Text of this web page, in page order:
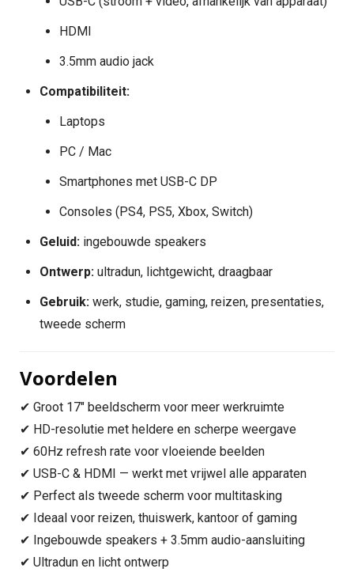
HDMI
3.5mm audio jack
Compatibiliteit:
Laptops
PC / Mac
Smartphones met USB-C DP
Consoles (PS4, PS5, Xbox, Switch)
Geluid: ingebouwde speakers
Ontwerp: ultradun, lichtgewicht, draagbaar
Gebruik: werk, studie, gaming, reizen, presentaties,
tweede scherm
Voordelen
✔ Groot 17" beeldscherm voor meer werkruimte
✔ HD-resolutie met heldere en scherpe weergave
✔ 60Hz refresh rate voor vloeiende beelden
✔ USB-C & HDMI — werkt met vrijwel alle apparaten
✔ Perfect als tweede scherm voor multitasking
✔ Ideaal voor reizen, thuiswerk, kantoor of gaming
✔ Ingebouwde speakers + 3.5mm audio-aansluiting
✔ Ultradun en licht ontwerp